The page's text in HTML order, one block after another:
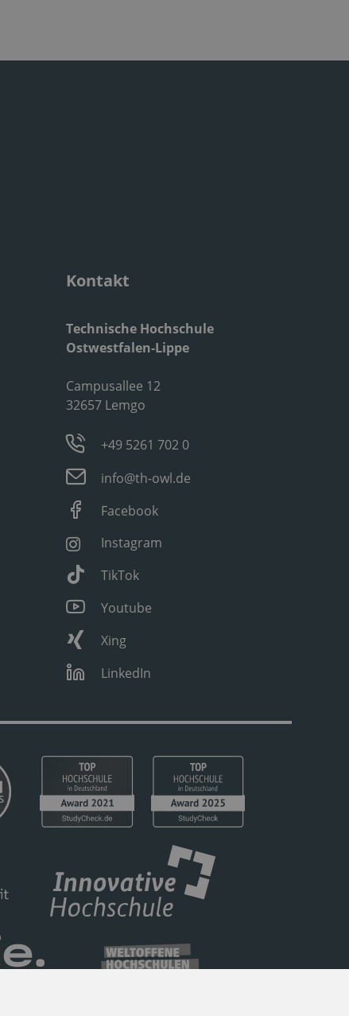
Kontakt
Technische Hochschule
Ostwestfalen-Lippe
Campusallee 12
32657 Lemgo
+49 5261 702 0
info@th-owl.de
Facebook
Instagram
TikTok
Youtube
Xing
LinkedIn